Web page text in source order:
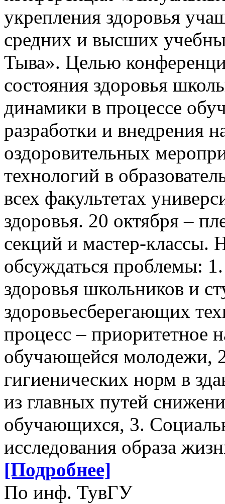
укрепления здоровья
средних и высших
Тыва». Целью
состояния здоровья
динамики в процессе
разработки и внедрения
оздоровительных
технологий в
всех факультетах
здоровья. 20 октября –
секций и мастер-классы.
обсуждаться проблемы:
здоровья школьников и
здоровьесберегающих
процесс – приоритетное
обучающейся молодежи,
гигиенических норм в
из главных путей
обучающихся, 3.
исследования образа
[Подробнее]
По инф. ТувГУ